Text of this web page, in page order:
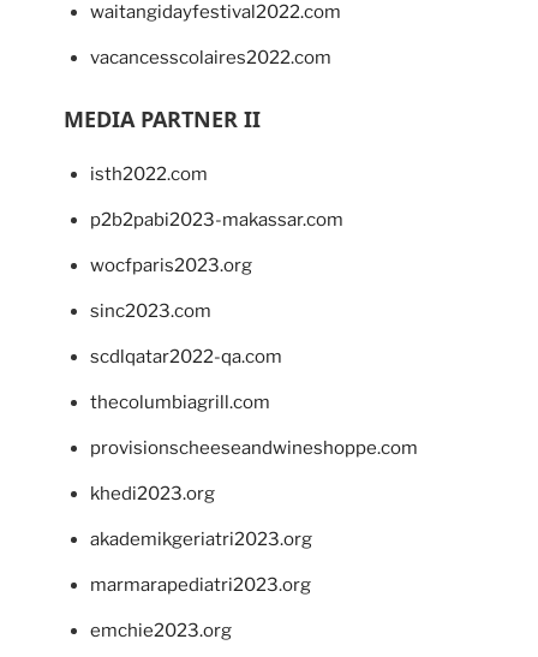
waitangidayfestival2022.com
vacancesscolaires2022.com
MEDIA PARTNER II
isth2022.com
p2b2pabi2023-makassar.com
wocfparis2023.org
sinc2023.com
scdlqatar2022-qa.com
thecolumbiagrill.com
provisionscheeseandwineshoppe.com
khedi2023.org
akademikgeriatri2023.org
marmarapediatri2023.org
emchie2023.org